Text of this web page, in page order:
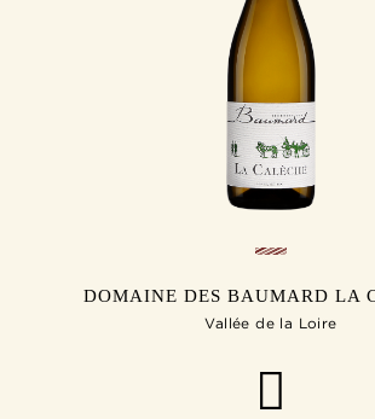
DOMAINE DES BAUMARD LA
Vallée de la Loire